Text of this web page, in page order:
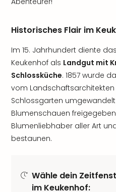
Historisches Flair im
Im 15. Jahrhundert diente
Keukenhof als Landgut mit
Schlossküche. 1857 wurde
vom
Schlossgarten umgewandelt
Blumenschauen
Blumenliebhaber aller Art
bestaunen.
Wähle dein
im Keukenhof: